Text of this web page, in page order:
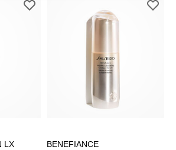
LX BENEFIANCE